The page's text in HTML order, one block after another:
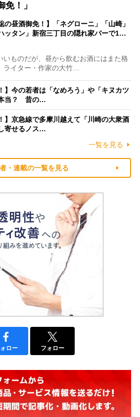
！」
の昼酒御免！】「ネグローニ」「山崎」
ッタン」新宿三丁目の隠れ家バーで1…
ものだが、昼から飲むお酒にはまた格
イター・作家の大竹…
】今の若者は「なめろう」や「キヌカツ
本当？ 昔の…
】京急線で多摩川越えて「川崎の大衆酒
寄せるノス…
一覧を見る
・連載の一覧を見る
ロー フォロー